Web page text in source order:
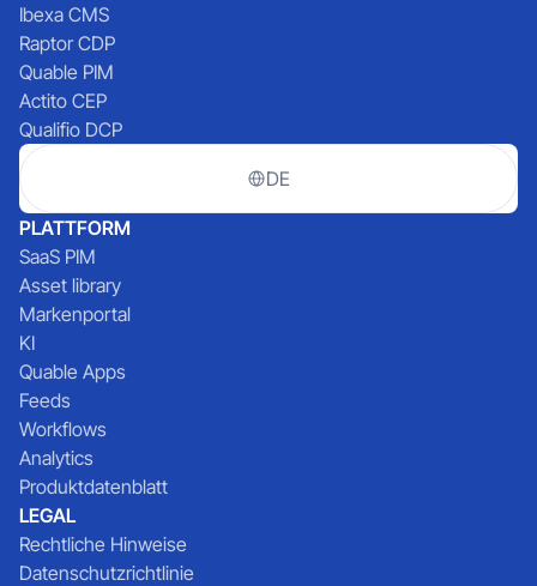
Ibexa CMS
Raptor CDP
Quable PIM
Actito CEP
Qualifio DCP
DE
PLATTFORM
SaaS PIM
Asset library
Markenportal
KI
Quable Apps
Feeds
Workflows
Analytics
Produktdatenblatt
LEGAL
Rechtliche Hinweise
Datenschutzrichtlinie